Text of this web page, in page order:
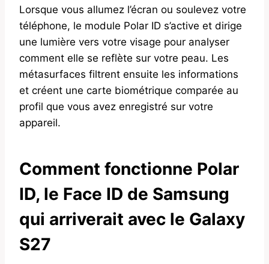
Lorsque vous allumez l’écran ou soulevez votre
téléphone, le module Polar ID s’active et dirige
une lumière vers votre visage pour analyser
comment elle se reflète sur votre peau. Les
métasurfaces filtrent ensuite les informations
et créent une carte biométrique comparée au
profil que vous avez enregistré sur votre
appareil.
Comment fonctionne Polar
ID, le Face ID de Samsung
qui arriverait avec le Galaxy
S27